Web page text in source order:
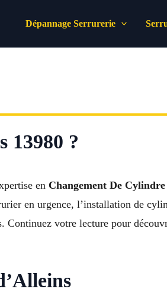
Dépannage Serrurerie
13980 ?
en Changement De
en urgence, l’installation de
Continuez votre lecture pour